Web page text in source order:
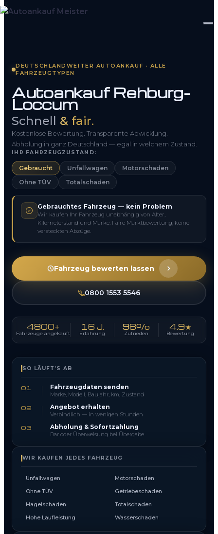
So funktioniert’s
Kontakt
FAQ
0800 1553 5546
DEUTSCHLANDWEITER AUTOANKAUF · ALLE
FAHRZEUGTYPEN
Autoankauf Rehburg-
Loccum
Schnell & fair.
Kostenlose Bewertung. Transparente Abwicklung.
Abholung in ganz Deutschland — egal in welchem Zustand.
IHR FAHRZEUGZUSTAND:
Gebraucht Unfallwagen
Motorschaden
Ohne TÜV
Totalschaden
Gebrauchtes Fahrzeug — kein Problem
Wir kaufen Ihr Fahrzeug unabhängig von Alter,
Kilometerstand und Marke. Faire Marktbewertung, keine
versteckten Abzüge.
Fahrzeug bewerten lassen
0800 1553 5546
4800+
Fahrzeuge angekauft
16 J.
Erfahrung
98%
Zufrieden
4.9★
Bewertung
SO LÄUFT’S AB
01 Fahrzeugdaten senden
Marke, Modell, Baujahr, km, Zustand
02 Angebot erhalten
Verbindlich — in wenigen Stunden
03 Abholung & Sofortzahlung
Bar oder Überweisung bei Übergabe
WIR KAUFEN JEDES FAHRZEUG
Unfallwagen
Motorschaden
Ohne TÜV
Getriebeschaden
Hagelschaden
Totalschaden
Hohe Laufleistung
Wasserschaden